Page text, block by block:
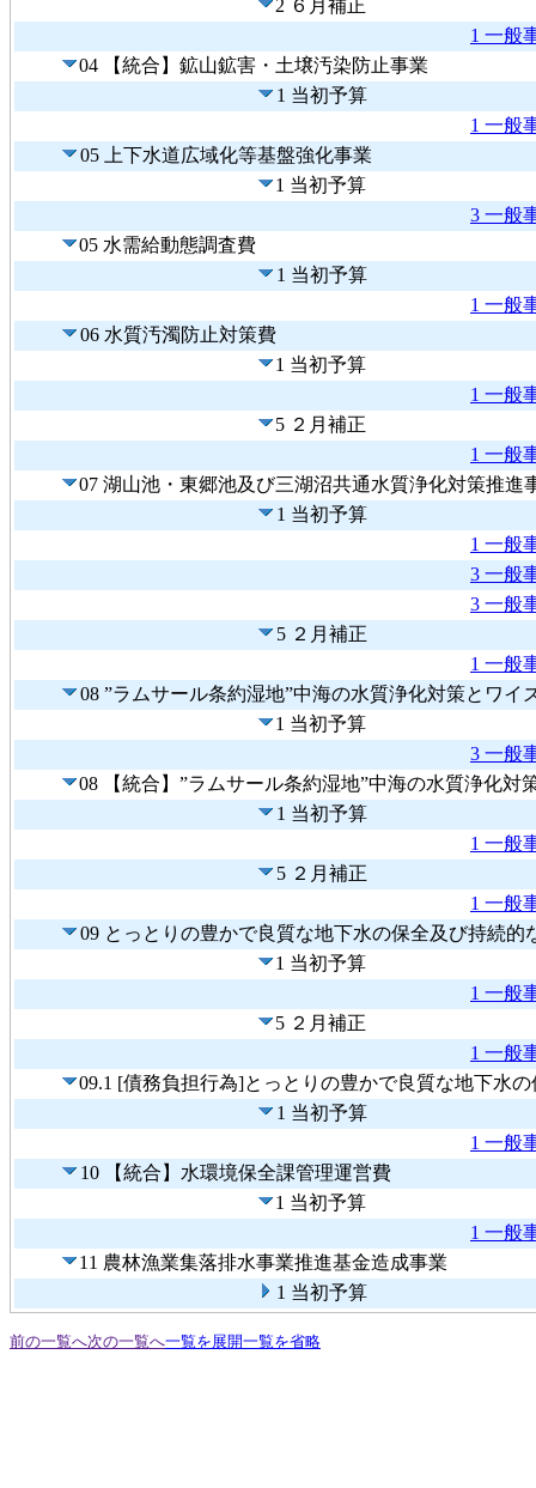
2 ６月補正
1 一般
04 【統合】鉱山鉱害・土壌汚染防止事業
1 当初予算
1 一般
05 上下水道広域化等基盤強化事業
1 当初予算
3 一般
05 水需給動態調査費
1 当初予算
1 一般
06 水質汚濁防止対策費
1 当初予算
1 一般
5 ２月補正
1 一般
07 湖山池・東郷池及び三湖沼共通水質浄化対策推進
1 当初予算
1 一般
3 一般
3 一般
5 ２月補正
1 一般
08 ”ラムサール条約湿地”中海の水質浄化対策とワ
1 当初予算
3 一般
08 【統合】”ラムサール条約湿地”中海の水質浄化
1 当初予算
1 一般
5 ２月補正
1 一般
09 とっとりの豊かで良質な地下水の保全及び持続的
1 当初予算
1 一般
5 ２月補正
1 一般
09.1 [債務負担行為]とっとりの豊かで良質な地下水
1 当初予算
1 一般
10 【統合】水環境保全課管理運営費
1 当初予算
1 一般
11 農林漁業集落排水事業推進基金造成事業
1 当初予算
前の一覧へ次の一覧へ一覧を展開一覧を省略